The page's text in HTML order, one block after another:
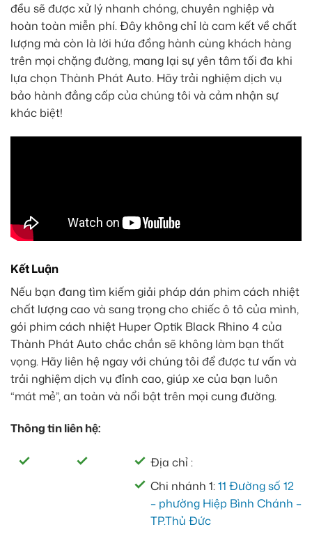
đều sẽ được xử lý nhanh chóng, chuyên nghiệp và
hoàn toàn miễn phí. Đây không chỉ là cam kết về chất
lượng mà còn là lời hứa đồng hành cùng khách hàng
trên mọi chặng đường, mang lại sự yên tâm tối đa khi
lựa chọn Thành Phát Auto. Hãy trải nghiệm dịch vụ
bảo hành đẳng cấp của chúng tôi và cảm nhận sự
khác biệt!
Kết Luận
Nếu bạn đang tìm kiếm giải pháp dán phim cách nhiệt
chất lượng cao và sang trọng cho chiếc ô tô của mình,
gói phim cách nhiệt Huper Optik Black Rhino 4 của
Thành Phát Auto chắc chắn sẽ không làm bạn thất
vọng. Hãy liên hệ ngay với chúng tôi để được tư vấn và
trải nghiệm dịch vụ đỉnh cao, giúp xe của bạn luôn
“mát mẻ”, an toàn và nổi bật trên mọi cung đường.
Thông tin liên hệ:
Địa chỉ :
Chi nhánh 1:11 Đường số 12
– phường Hiệp Bình Chánh –
TP.Thủ Đức